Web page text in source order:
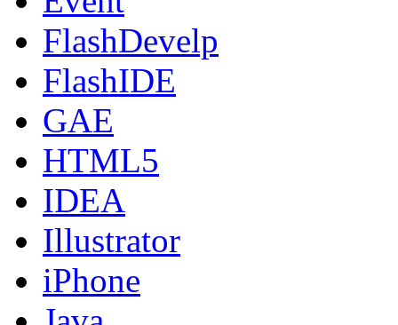
FlashDevelp
FlashIDE
GAE
HTML5
IDEA
Illustrator
iPhone